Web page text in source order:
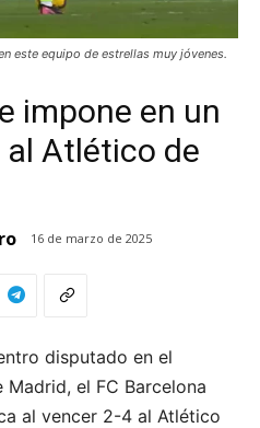
este equipo de estrellas muy jóvenes.
impone en un
Atlético de
16 de marzo de 2025
disputado en el
el FC Barcelona
al vencer 2-4 al Atlético